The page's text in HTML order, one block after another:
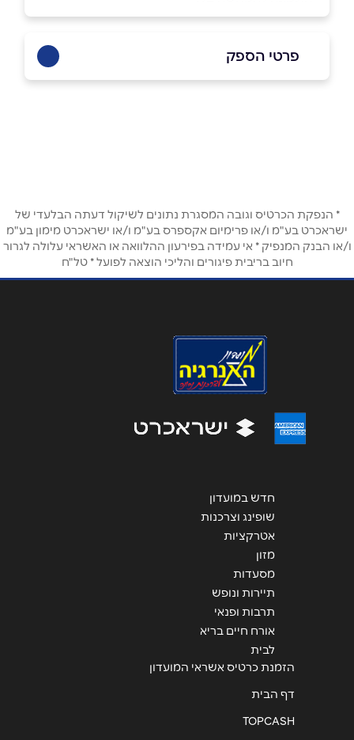
פרטי הספק
שם מלא*
טלפון*
אנא חזרו אלי בקשר ל...
הודעה
* הנפקת הכרטיס וגובה המסגרת נתונים לשיקול דעתה הבלעדי של
ישראכרט בע"מ ו/או פרימיום אקספרס בע"מ ו/או ישראכרט מימון בע"מ
ו/או הבנק המנפיק * אי עמידה בפירעון ההלוואה או האשראי עלולה לגרור
חיוב בריבית פיגורים והליכי הוצאה לפועל * טל"ח
חדש במועדון
שופינג וצרכנות
אטרקציות
מזון
מסעדות
תיירות ונופש
תרבות ופנאי
אורח חיים בריא
לבית
הזמנת כרטיס אשראי המועדון
דף הבית
TOPCASH